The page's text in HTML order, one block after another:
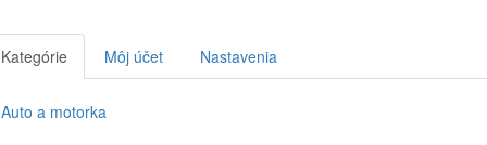
Kategórie Môj účet Nastavenia
Auto a motorka